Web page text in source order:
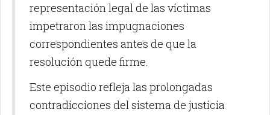
representación legal de las víctimas
impetraron las impugnaciones
correspondientes antes de que la
resolución quede firme.
Este episodio refleja las prolongadas
contradicciones del sistema de justicia